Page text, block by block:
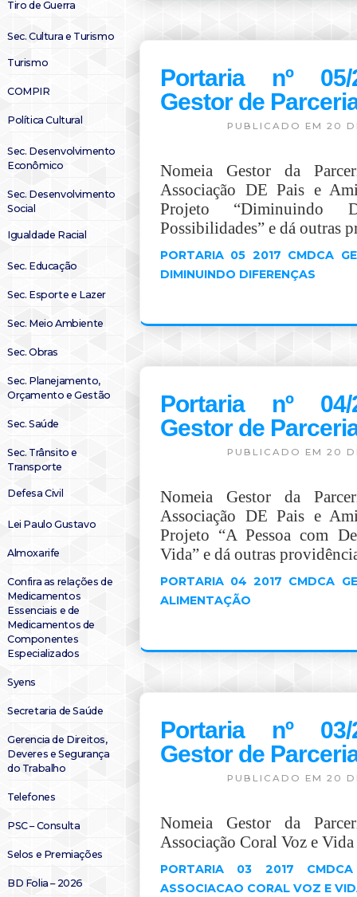
Tiro de Guerra
Sec. Cultura e Turismo
Turismo
COMPIR
Política Cultural
Sec. Desenvolvimento
Econômico
Sec. Desenvolvimento
Social
Igualdade Racial
Sec. Educação
Sec. Esporte e Lazer
Sec. Meio Ambiente
Sec. Obras
Sec. Planejamento,
Orçamento e Gestão
Sec. Saúde
Sec. Trânsito e
Transporte
Defesa Civil
Lei Paulo Gustavo
Almoxarife
Confira as relações de
Medicamentos
Essenciais e de
Medicamentos de
Componentes
Especializados
Syens
Secretaria de Saúde
Gerencia de Direitos,
Deveres e Segurança
do Trabalho
Telefones
PSC – Consulta
Selos e Premiações
BD Folia – 2026
Portaria nº 05/
Gestor de
PUBLICADO EM 20
Nomeia Gestor da
Associação DE Pais e
Projeto “Diminuindo
Possibilidades” e dá outras
PORTARIA 05 2017 CMDCA
DIMINUINDO DIFERENÇAS
Portaria nº 04/
Gestor de
PUBLICADO EM 20
Nomeia Gestor da
Associação DE Pais e
Projeto “A Pessoa com
Vida” e dá outras
PORTARIA 04 2017 CMDCA
ALIMENTAÇÃO
Portaria nº 03/
Gestor de
PUBLICADO EM 20
Nomeia Gestor da
Associação Coral Voz e
PORTARIA 03 2017
ASSOCIACAO CORAL VOZ E